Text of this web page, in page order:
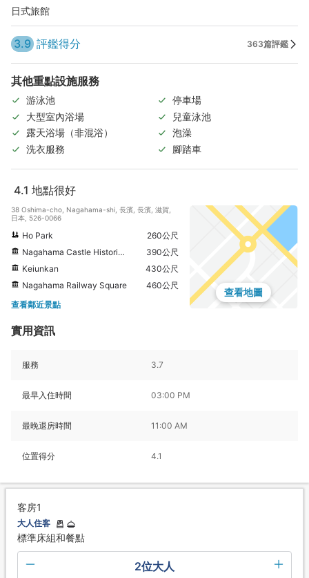
日式旅館
3.9 評鑑得分 363篇評鑑
其他重點設施服務
游泳池
停車場
大型室內浴場
兒童泳池
露天浴場（非混浴）
泡澡
洗衣服務
腳踏車
4.1 地點很好
38 Oshima-cho, Nagahama-shi, 長濱, 長濱, 滋賀,
日本, 526-0066
Ho Park
260公尺
Nagahama Castle Historical Museum
390公尺
Keiunkan
430公尺
Nagahama Railway Square
460公尺
查看鄰近景點
查看地圖
實用資訊
服務 3.7
最早入住時間 03:00 PM
最晚退房時間 11:00 AM
位置得分 4.1
客房1
大人住客
標準床組和餐點
2位大人